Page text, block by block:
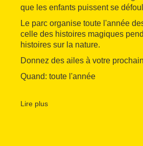
que les enfants puissent se
Le parc organise toute l'année
celle des histoires magiques
histoires sur la nature.
Donnez des ailes à votre
Quand: toute l'année
Organise: Commune de Castell-
Lire plus